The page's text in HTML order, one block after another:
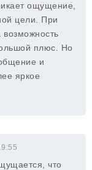
ощущение,
цели. При
возможность
плюс. Но
и
яркое
что